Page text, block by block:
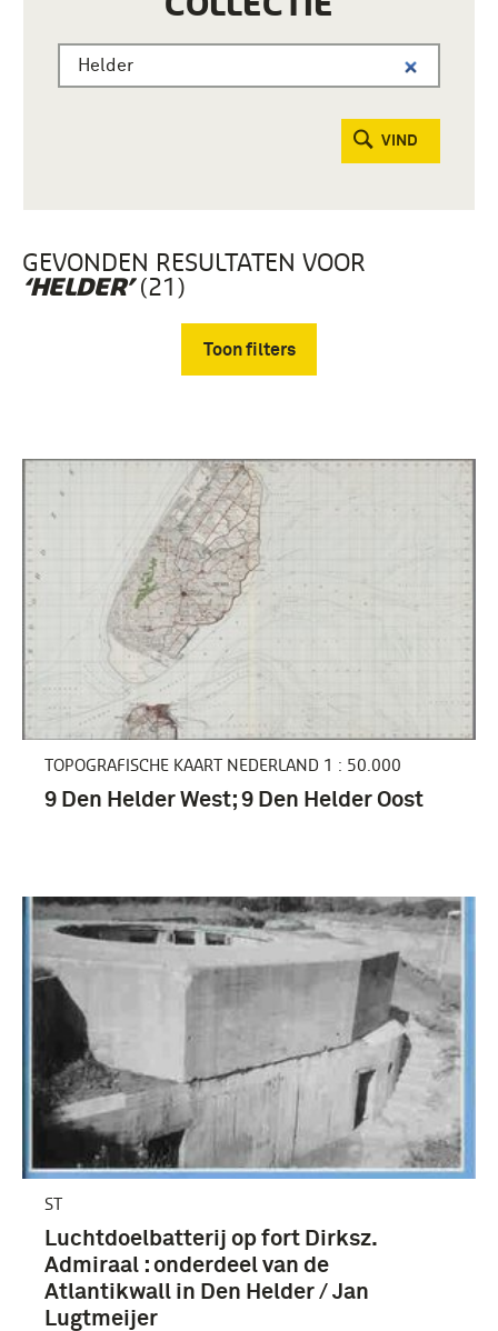
VIND
GEVONDEN RESULTATEN VOOR
‘HELDER’(21)
Toon filters
boek (17)
1851-1900 (3)
1901-1950 (3)
Helder, Den (21)
TOPOGRAFISCHE KAART NEDERLAND 1 : 50.000
9 Den Helder West; 9 Den Helder Oost
ST
Luchtdoelbatterij op fort Dirksz.
Admiraal : onderdeel van de
Atlantikwall in Den Helder / Jan
Lugtmeijer